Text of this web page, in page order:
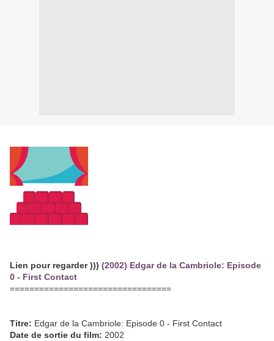
Lien pour regarder ))) (2002) Edgar de la Cambriole: Episode
0 - First Contact
=================================
Titre: Edgar de la Cambriole: Episode 0 - First Contact
Date de sortie du film: 2002